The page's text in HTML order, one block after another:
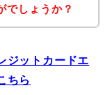
でしょうか？
ジットカードエ
ちら